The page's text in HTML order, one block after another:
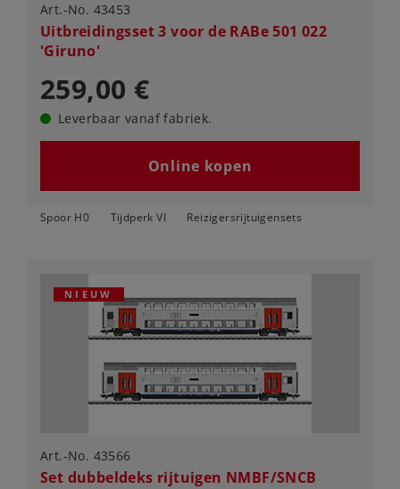
Art.-No. 43453
Uitbreidingsset 3 voor de RABe 501 022
'Giruno'
259,00 €
Leverbaar vanaf fabriek.
Online kopen
Spoor H0 Tijdperk VI Reizigersrijtuigensets
NIEUW
Art.-No. 43566
Set dubbeldeks rijtuigen NMBF/SNCB